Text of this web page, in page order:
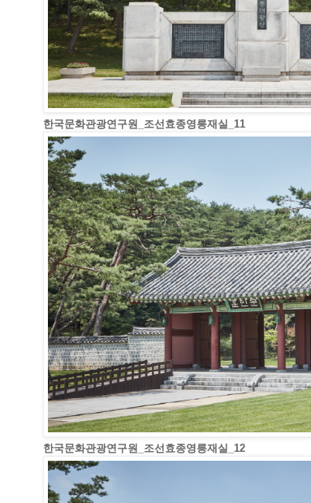
한국문화관광연구원_조선효종영릉재실_11
한국문화관광연구원_조선효종영릉재실_12